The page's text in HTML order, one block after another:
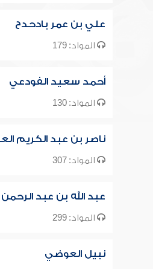
علي بن عمر بادحدح
المواد: 179
أحمد سعيد الفودعي
المواد: 130
ناصر بن عبد الكريم
المواد: 307
عبد الله بن عبد الرحمن
المواد: 299
نبيل العوضي